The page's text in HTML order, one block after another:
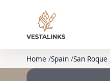
Home Spain San Roque